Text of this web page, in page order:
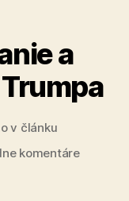
a
v článku
komentárena